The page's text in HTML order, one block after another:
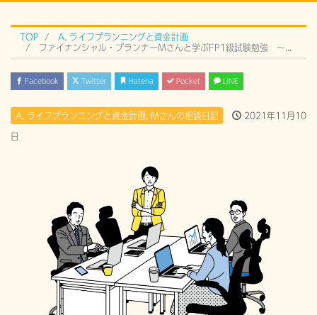
TOP
A. ライフプランニングと資金計画
Facebook Twitter Hatena Pocket LINE
A. ライフプランニングと資金計画, Mさんの相談日記 2021年11月10
日